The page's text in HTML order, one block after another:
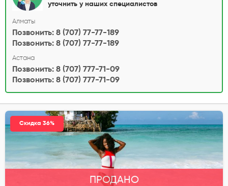
уточнить у наших специалистов
Алматы
Позвонить: 8 (707) 77-77-189
Позвонить: 8 (707) 77-77-189
Астана
Позвонить: 8 (707) 777-71-09
Позвонить: 8 (707) 777-71-09
Скидка 36%
ПРОДАНО